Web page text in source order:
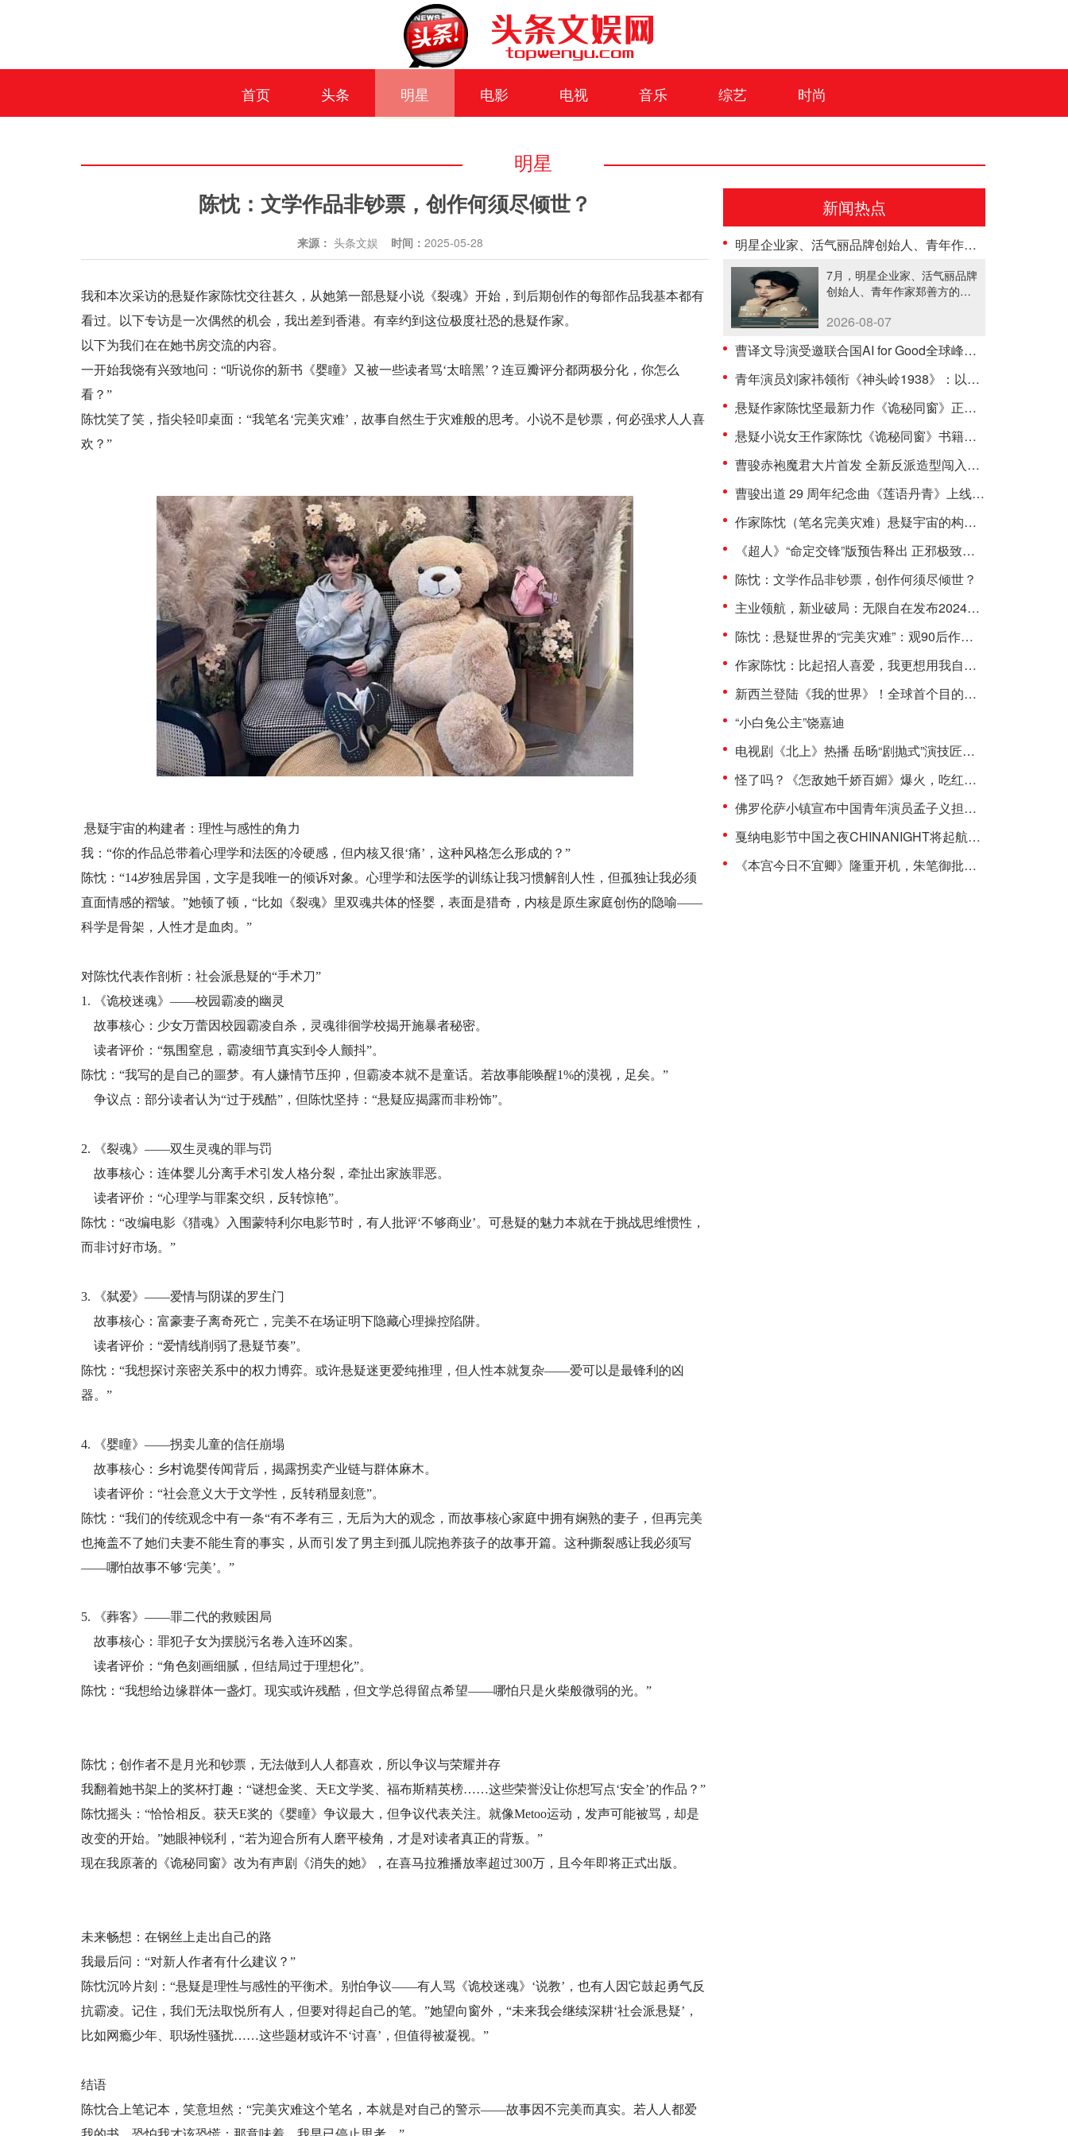
首页 头条 明星 电影 电视 音乐 综艺 时尚
明星
陈忱：文学作品非钞票，创作何须尽倾世？
来源： 头条文娱 时间： 2025-05-28
我和本次采访的悬疑作家陈忱交往甚久，从她第一部悬疑小说《裂魂》开始，到后期创作的每部作品我基本都有
看过。以下专访是一次偶然的机会，我出差到香港。有幸约到这位极度社恐的悬疑作家。
以下为我们在在她书房交流的内容。
一开始我饶有兴致地问：“听说你的新书《婴瞳》又被一些读者骂‘太暗黑’？连豆瓣评分都两极分化，你怎么
看？”
陈忱笑了笑，指尖轻叩桌面：“我笔名‘完美灾难’，故事自然生于灾难般的思考。小说不是钞票，何必强求人人喜
欢？”
悬疑宇宙的构建者：理性与感性的角力
我：“你的作品总带着心理学和法医的冷硬感，但内核又很‘痛’，这种风格怎么形成的？”
陈忱：“14岁独居异国，文字是我唯一的倾诉对象。心理学和法医学的训练让我习惯解剖人性，但孤独让我必须
直面情感的褶皱。”她顿了顿，“比如《裂魂》里双魂共体的怪婴，表面是猎奇，内核是原生家庭创伤的隐喻——
科学是骨架，人性才是血肉。”
对陈忱代表作剖析：社会派悬疑的“手术刀”
1. 《诡校迷魂》——校园霸凌的幽灵
故事核心：少女万蕾因校园霸凌自杀，灵魂徘徊学校揭开施暴者秘密。
读者评价：“氛围窒息，霸凌细节真实到令人颤抖”。
陈忱：“我写的是自己的噩梦。有人嫌情节压抑，但霸凌本就不是童话。若故事能唤醒1%的漠视，足矣。”
争议点：部分读者认为“过于残酷”，但陈忱坚持：“悬疑应揭露而非粉饰”。
2. 《裂魂》——双生灵魂的罪与罚
故事核心：连体婴儿分离手术引发人格分裂，牵扯出家族罪恶。
读者评价：“心理学与罪案交织，反转惊艳”。
陈忱：“改编电影《猎魂》入围蒙特利尔电影节时，有人批评‘不够商业’。可悬疑的魅力本就在于挑战思维惯性，
而非讨好市场。”
3. 《弑爱》——爱情与阴谋的罗生门
故事核心：富豪妻子离奇死亡，完美不在场证明下隐藏心理操控陷阱。
读者评价：“爱情线削弱了悬疑节奏”。
陈忱：“我想探讨亲密关系中的权力博弈。或许悬疑迷更爱纯推理，但人性本就复杂——爱可以是最锋利的凶
器。”
4. 《婴瞳》——拐卖儿童的信任崩塌
故事核心：乡村诡婴传闻背后，揭露拐卖产业链与群体麻木。
读者评价：“社会意义大于文学性，反转稍显刻意”。
陈忱：“我们的传统观念中有一条“有不孝有三，无后为大的观念，而故事核心家庭中拥有娴熟的妻子，但再完美
也掩盖不了她们夫妻不能生育的事实，从而引发了男主到孤儿院抱养孩子的故事开篇。这种撕裂感让我必须写
——哪怕故事不够‘完美’。”
5. 《葬客》——罪二代的救赎困局
故事核心：罪犯子女为摆脱污名卷入连环凶案。
读者评价：“角色刻画细腻，但结局过于理想化”。
陈忱：“我想给边缘群体一盏灯。现实或许残酷，但文学总得留点希望——哪怕只是火柴般微弱的光。”
陈忱；创作者不是月光和钞票，无法做到人人都喜欢，所以争议与荣耀并存
我翻着她书架上的奖杯打趣：“谜想金奖、天E文学奖、福布斯精英榜……这些荣誉没让你想写点‘安全’的作品？”
陈忱摇头：“恰恰相反。获天E奖的《婴瞳》争议最大，但争议代表关注。就像Metoo运动，发声可能被骂，却是
改变的开始。”她眼神锐利，“若为迎合所有人磨平棱角，才是对读者真正的背叛。”
现在我原著的《诡秘同窗》改为有声剧《消失的她》，在喜马拉雅播放率超过300万，且今年即将正式出版。
未来畅想：在钢丝上走出自己的路
我最后问：“对新人作者有什么建议？”
陈忱沉吟片刻：“悬疑是理性与感性的平衡术。别怕争议——有人骂《诡校迷魂》‘说教’，也有人因它鼓起勇气反
抗霸凌。记住，我们无法取悦所有人，但要对得起自己的笔。”她望向窗外，“未来我会继续深耕‘社会派悬疑’，
比如网瘾少年、职场性骚扰……这些题材或许不‘讨喜’，但值得被凝视。”
结语
陈忱合上笔记本，笑意坦然：“完美灾难这个笔名，本就是对自己的警示——故事因不完美而真实。若人人都爱
新闻热点
明星企业家、活气丽品牌创始人、青年作家郑善方首部自传发布， 书写跨界创业者的成长答卷
7月，明星企业家、活气丽品牌
创始人、青年作家郑善方的首
2026-08-07
曹译文导演受邀联合国AI for Good全球峰会 以AI影像传递向善力量
青年演员刘家祎领衔《神头岭1938》：以青春之热血，铸民族之脊梁
悬疑作家陈忱坚最新力作《诡秘同窗》正式出版 为悬疑文学市场注入全新活力
悬疑小说女王作家陈忱《诡秘同窗》书籍刊印 解密精彩看点
曹骏赤袍魔君大片首发 全新反派造型闯入Ai赛道
曹骏出道 29 周年纪念曲《莲语丹青》上线：古韵诉坚守，侠气赴前路
作家陈忱（笔名完美灾难）悬疑宇宙的构建者 理性与感性的角力
《超人》“命定交锋”版预告释出 正邪极致对抗 7月11日银幕巨献
陈忱：文学作品非钞票，创作何须尽倾世？
主业领航，新业破局：无限自在发布2024年报 共筑发展新高度
陈忱：悬疑世界的“完美灾难”：观90后作家的文学突围
作家陈忱：比起招人喜爱，我更想用我自己的方式去表达
新西兰登陆《我的世界》！全球首个目的地游戏模组震撼上线
“小白兔公主”饶嘉迪
电视剧《北上》热播 岳旸“剧抛式”演技匠心诠释运河人生
怪了吗？《怎敌她千娇百媚》爆火，吃红利的竟是“镶边公主”饶嘉迪！
佛罗伦萨小镇宣布中国青年演员孟子义担任品牌代言人
戛纳电影节中国之夜CHINANIGHT将起航，以影为媒推动文旅新发展
《本宫今日不宜卿》隆重开机，朱笔御批引爆朝堂暗战